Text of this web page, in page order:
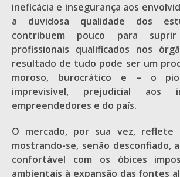
ineficácia e insegurança aos
a duvidosa qualidade dos
contribuem pouco para
profissionais qualificados nos
resultado de tudo pode ser um
moroso, burocrático e – o
imprevisível, prejudicial aos
empreendedores e do país.
O mercado, por sua vez, reflete
mostrando-se, senão desconfiado,
confortável com os óbices
ambientais à expansão das fontes